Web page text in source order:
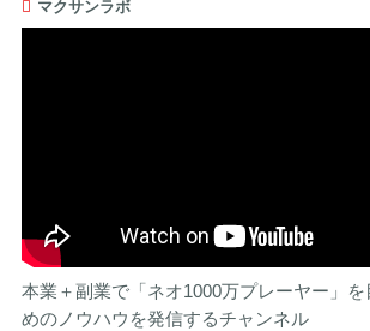
マクサンラボ
本業＋副業で「ネオ1000万プレーヤー」を
めのノウハウを発信するチャンネル